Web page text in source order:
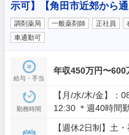
示可】【角田市近郊から通
調剤薬局 一般薬剤師 正社員
車通勤可
給与・手当
年収450万円〜600
勤務時間
【月/水/木/金】：
12:30 ＊週40時間
【週休2日制】土